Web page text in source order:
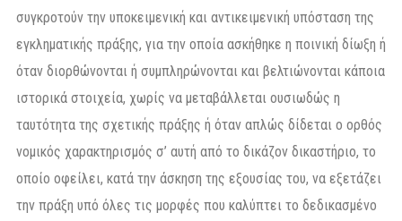
συγκροτούν την υποκειμενική και αντικειμενική υπόσταση της
εγκληματικής πράξης, για την οποία ασκήθηκε η ποινική δίωξη ή
όταν διορθώνονται ή συμπληρώνονται και βελτιώνονται κάποια
ιστορικά στοιχεία, χωρίς να μεταβάλλεται ουσιωδώς η
ταυτότητα της σχετικής πράξης ή όταν απλώς δίδεται ο ορθός
νομικός χαρακτηρισμός σ’ αυτή από το δικάζον δικαστήριο, το
οποίο οφείλει, κατά την άσκηση της εξουσίας του, να εξετάζει
την πράξη υπό όλες τις μορφές που καλύπτει το δεδικασμένο